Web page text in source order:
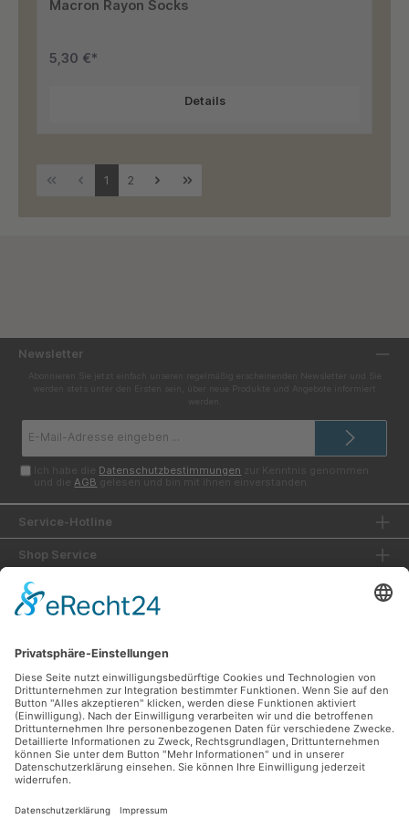
Macron Rayon Socks
5,30 €*
Details
1 2
Newsletter
Abonnieren Sie jetzt einfach unseren regelmäßig erscheinenden Newsletter und Sie
werden stets unter den Ersten sein, über neue Produkte und Angebote informiert
werden.
Mail-
Ich habe die Datenschutzbestimmungen
zur Kenntnis genommen
und dieAGB gelesen und bin mit ihnen einverstanden.
Service-Hotline
Shop Service
Informationen
Versandarten
Unsere Communities
Zahlungsarten
Ladengeschäft